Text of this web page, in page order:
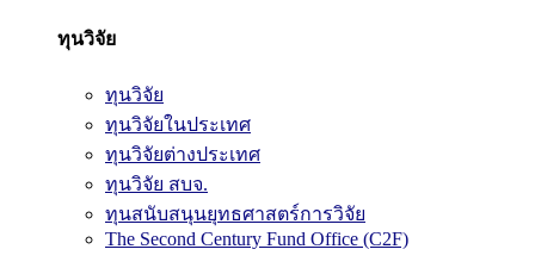
ทุนวิจัย
ทุนวิจัย
ทุนวิจัยในประเทศ
ทุนวิจัยต่างประเทศ
ทุนวิจัย สบจ.
ทุนสนับสนุนยุทธศาสตร์การวิจัย
The Second Century Fund Office (C2F)